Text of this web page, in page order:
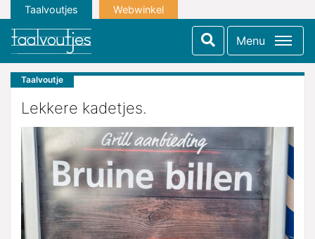
Taalvoutjes Webwinkel
Menu
Taalvoutje
Lekkere kadetjes.